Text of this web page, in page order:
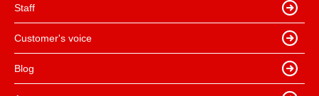
Staff
Customer's voice
Blog